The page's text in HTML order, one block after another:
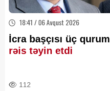
18:41 / 06 Avqust 2026
İcra başçısı üç
rəis təyin etdi
112